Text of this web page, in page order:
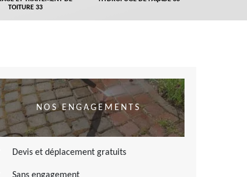
TOITURE 33
NOS ENGAGEMENTS
Devis et déplacement gratuits